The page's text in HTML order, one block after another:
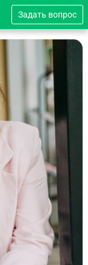
Задать вопрос